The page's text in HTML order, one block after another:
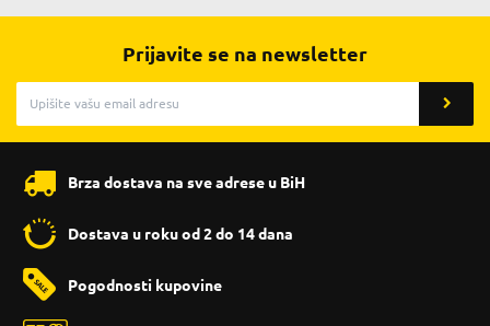
Prijavite se na newsletter
Brza dostava na sve adrese u BiH
Dostava u roku od 2 do 14 dana
Pogodnosti kupovine